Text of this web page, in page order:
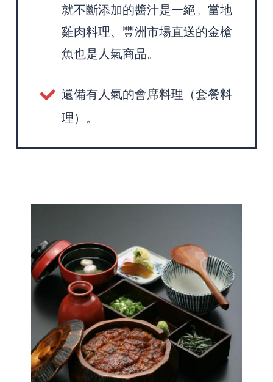
就不斷添加的醬汁是一絕。當地
雞肉料理、豐洲市場直送的金槍
魚也是人氣商品。
還備有人氣的會席料理（套餐料
理）。